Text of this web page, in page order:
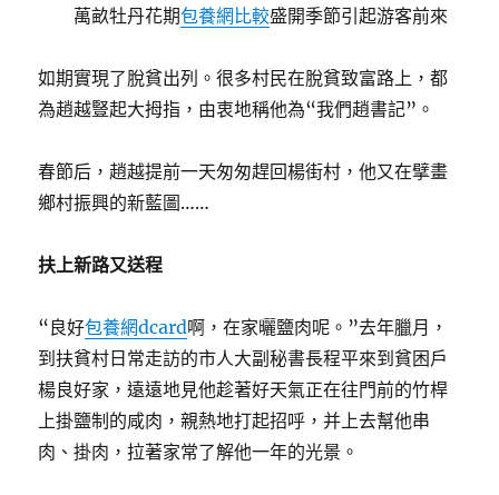
萬畝牡丹花期包養網比較盛開季節引起游客前來
如期實現了脫貧出列。很多村民在脫貧致富路上，都
為趙越豎起大拇指，由衷地稱他為“我們趙書記”。
春節后，趙越提前一天匆匆趕回楊街村，他又在擘畫
鄉村振興的新藍圖……
扶上新路又送程
“良好包養網dcard啊，在家曬鹽肉呢。”去年臘月，
到扶貧村日常走訪的市人大副秘書長程平來到貧困戶
楊良好家，遠遠地見他趁著好天氣正在往門前的竹桿
上掛鹽制的咸肉，親熱地打起招呼，并上去幫他串
肉、掛肉，拉著家常了解他一年的光景。